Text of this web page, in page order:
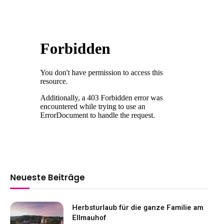
Neueste Beiträge
Herbsturlaub für die ganze Familie am
Ellmauhof